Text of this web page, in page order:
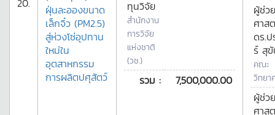
20.
ฝุ่นละอองขนาด
เล็กจิ๋ว (PM2.5)
สู่ห่วงโซ่อุปทาน
ใหม่ใน
อุตสาหกรรม
การผลิตปศุสัตว์
ทุนวิจัย
สำนักงาน
การวิจัย
แห่งชาติ
(วช.)
รวม : 7,500,000.00
ผู้ช่วย
ศาส
ดร.
ร์ สุ
คณะ
วิทยา
ผู้ช่วย
ศาส